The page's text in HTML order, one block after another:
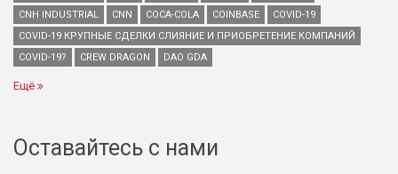
CNH INDUSTRIAL
CNN COCA-COLA COINBASE
COVID-19
COVID-19 КРУПНЫЕ СДЕЛКИ СЛИЯНИЕ И ПРИОБРЕТЕНИЕ КОМПАНИЙ
COVID-19?
CREW DRAGON DAO GDA
Ещё
Оставайтесь с нами